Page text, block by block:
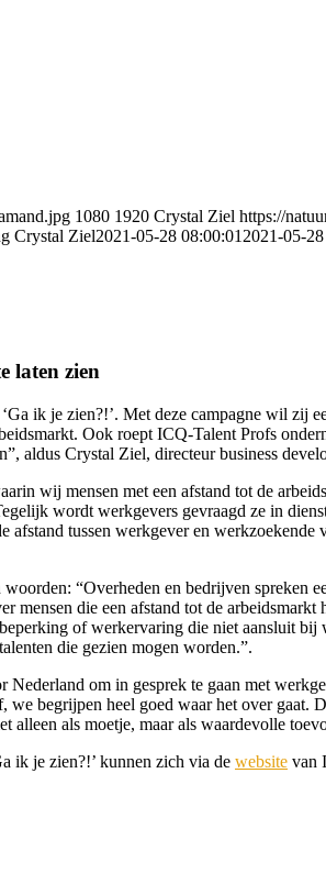
1080 1920 Crystal Ziel https://
Crystal Ziel2021-05-28 08:00:01 2021-05-
laten zien
ik je zien?!’. Met deze campagne wil zij
Ook roept ICQ-Talent Profs
aldus Crystal Ziel, directeur business
wij mensen met een afstand tot de
wordt werkgevers gevraagd ze in
afstand tussen werkgever en
“Overheden en bedrijven spreken
mensen die een afstand tot de
of werkervaring die niet aansluit
die gezien mogen worden.”.
om in gesprek te gaan met
begrijpen heel goed waar het over gaat.
alleen als moetje, maar als waardevolle
ik je zien?!’ kunnen zich via de website van